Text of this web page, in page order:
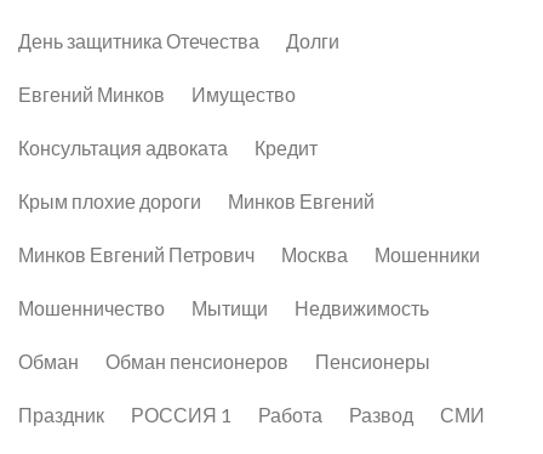
День защитника Отечества Долги
Евгений Минков Имущество
Консультация адвоката Кредит
Крым плохие дороги Минков Евгений
Минков Евгений Петрович Москва Мошенники
Мошенничество Мытищи Недвижимость
Обман Обман пенсионеров Пенсионеры
Праздник РОССИЯ 1 Работа Развод СМИ